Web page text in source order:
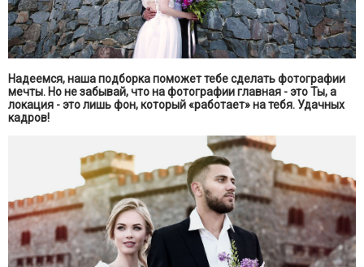
Надеемся, наша подборка поможет тебе сделать фотографии
мечты. Но не забывай, что на фотографии главная - это Ты, а
локация - это лишь фон, который «работает» на тебя. Удачных
кадров!